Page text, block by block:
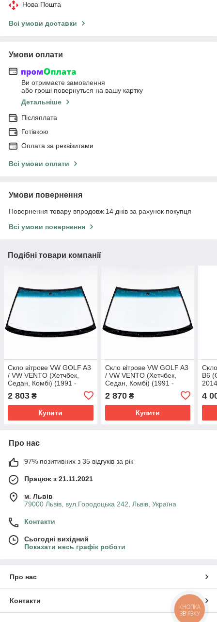
Нова Пошта
Всі умови доставки
Умови оплати
Ви отримаєте замовлення
або гроші повернуться на вашу картку
Детальніше
Післяплата
Готівкою
Оплата за реквізитами
Всі умови оплати
Умови повернення
Повернення товару впродовж 14 днів за рахунок покупця
Всі умови повернення
Подібні товари компанії
Скло вітрове VW GOLF A3
/ VW VENTO (Хетчбек,
Седан, Комбі) (1991 -
2 803 ₴
Купити
Скло вітрове VW GOLF A3
/ VW VENTO (Хетчбек,
Седан, Комбі) (1991 -
2 870₴
Купити
B6
4
Про нас
97% позитивних з 35 відгуків за рік
Працює з 21.11.2021
м. Львів
79000 Львів, вул.Городоцька 242, Львів, Україна
Контакти
Сьогодні вихідний
Показати весь графік роботи
Про нас
Контакти
КНОПКА
ЗВ'ЯЗКУ